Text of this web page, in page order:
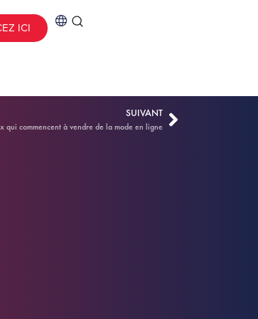
ICI
SUIVANT
qui commencent à vendre de la mode en ligne